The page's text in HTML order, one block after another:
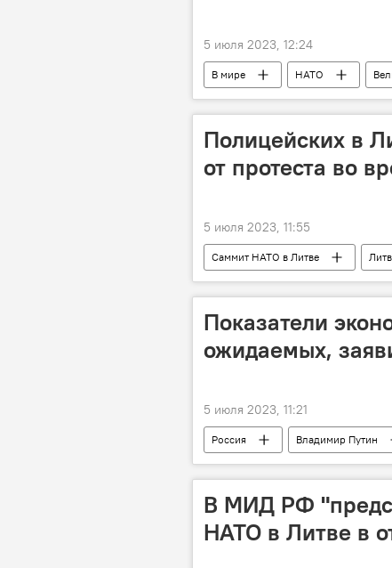
5 июля 2023, 12:24
В мире НАТО
Полицейских в
от протеста во
5 июля 2023, 11:55
Саммит НАТО в Литве
Показатели
ожидаемых,
5 июля 2023, 11:21
Россия Владимир Путин
В МИД РФ
НАТО в Литве в